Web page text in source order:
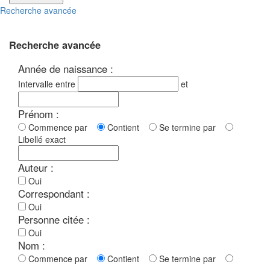
Recherche avancée
Recherche avancée
Année de naissance :
Intervalle entre et
Prénom :
Commence par Contient
Se termine par
Libellé exact
Auteur :
Oui
Correspondant :
Oui
Personne citée :
Oui
Nom :
Commence par Contient
Se termine par